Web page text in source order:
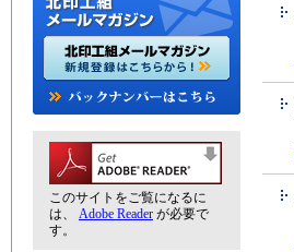
このサイトをご覧になるに
は、 Adobe Reader が必要で
す。